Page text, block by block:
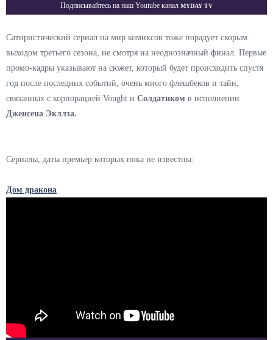
Подписывайтесь на наш Youtube канал Myday TV
Сатиристический сериал на мир комиксов тоже порадует скорым
выходом третьего сезона, не смотря на неоднозначный финал. Первые
промо-кадры указывают на сюжет, который будет происходить спустя
год после последних событий, очень много флешбеков и тайн,
связанных с корпорацией Vought и Солдатиком в исполнении
Дженсена Экллза.
Сериалы, даты премьер которых пока не известны:
Дом дракона